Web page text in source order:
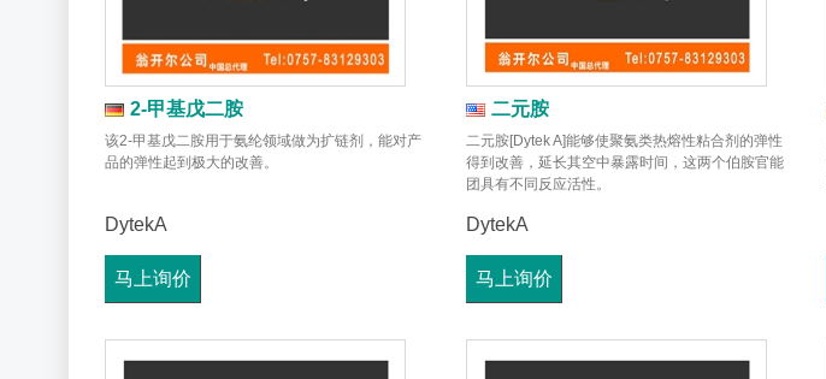
2-甲基戊二胺
该2-甲基戊二胺用于氨纶领域做为扩链剂，能对产
品的弹性起到极大的改善。
DytekA
马上询价
二元胺
二元胺[Dytek A]能够使聚氨类热熔性粘合剂的弹性
得到改善，延长其空中暴露时间，这两个伯胺官能
团具有不同反应活性。
DytekA
马上询价